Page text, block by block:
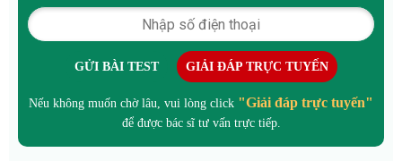
GỬI BÀI TEST GIẢI ĐÁP TRỰC TUYẾN
Nếu không muốn chờ lâu, vui lòng click "Giải đáp trực tuyến"
để được bác sĩ tư vấn trực tiếp.